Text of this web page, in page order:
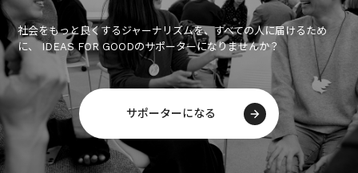
社会をもっと良くするジャーナリズムを、すべての人に届けるため
に、 IDEAS FOR GOODのサポーターになりませんか？
サポーターになる